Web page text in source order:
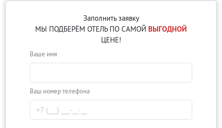
Заполнить заявку
МЫ ПОДБЕРЁМ ОТЕЛЬ ПО САМОЙ ВЫГОДНОЙ
ЦЕНЕ!
Ваше имя
Ваш номер телефона